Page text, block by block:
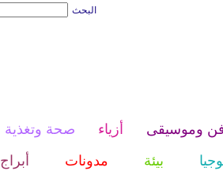
البحث
وموسيقى أزياء صحة وتغذية
بيئة مدونات أبراج